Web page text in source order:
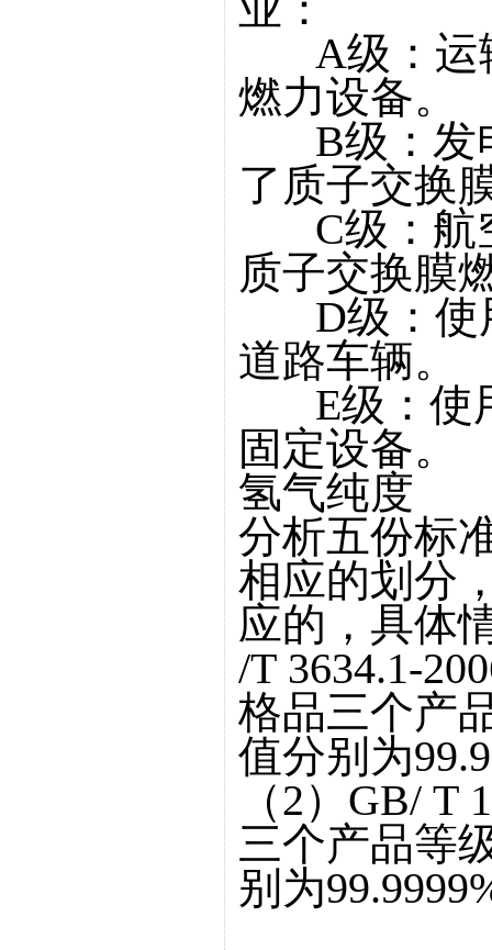
A级：运
燃力设备。
B级：发
了质子交换
C级：航
质子交换膜
D级：使
道路车辆。
E级：使
固定设备。
氢气纯度
分析五份标
相应的划分
应的，具体
/T 3634.1-
格品三个产
值分别为
（2）GB/ T
三个产品等
别为